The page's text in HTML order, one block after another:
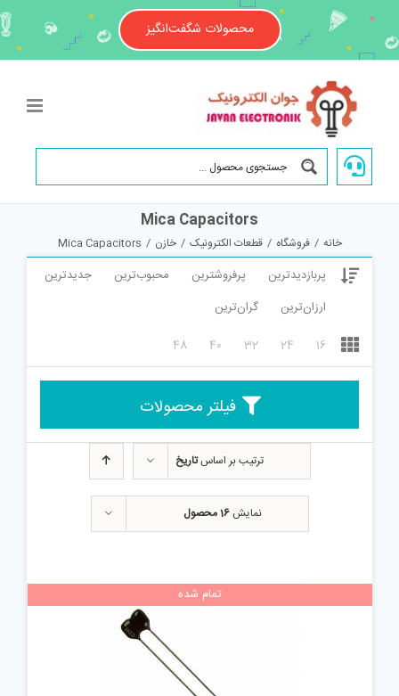
content
محصولات شگفت‌انگیز
Mica Capacitors
خانه / فروشگاه / قطعات الکترونیک / خازن /
Mica Capacitors
پربازدیدترین پرفروشترین محبوب‌ترین
جدیدترین
ارزان‌ترین
گران‌ترین
16
24
32
40
48
فیلتر محصولات
ترتیب بر اساستاریخ
نمایش16 محصول
تمام شده